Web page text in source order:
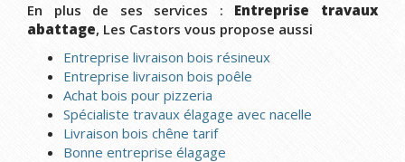
En plus de ses services : Entreprise travaux
abattage, Les Castors vous propose aussi
Entreprise livraison bois résineux
Entreprise livraison bois poêle
Achat bois pour pizzeria
Spécialiste travaux élagage avec nacelle
Livraison bois chêne tarif
Bonne entreprise élagage